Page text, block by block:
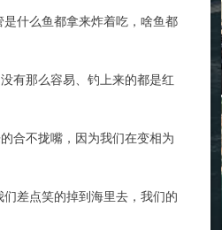
什么鱼都拿来炸着吃，啥鱼都
有那么容易、钓上来的都是红
合不拢嘴，因为我们在变相为
差点笑的掉到海里去，我们的